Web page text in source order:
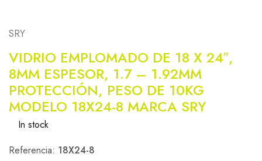
SRY
VIDRIO EMPLOMADO DE 18 X 24″,
8MM ESPESOR, 1.7 – 1.92MM
PROTECCIÓN, PESO DE 10KG
MODELO 18X24-8 MARCA SRY
In stock
Referencia: 18X24-8